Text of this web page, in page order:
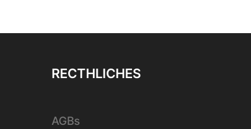
RECTHLICHES
AGBs